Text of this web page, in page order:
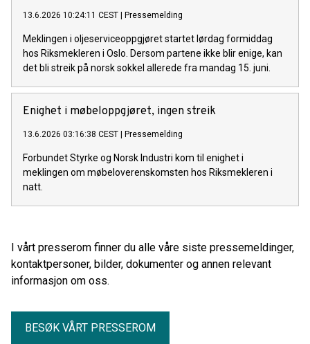
13.6.2026 10:24:11 CEST | Pressemelding
Meklingen i oljeserviceoppgjøret startet lørdag formiddag
hos Riksmekleren i Oslo. Dersom partene ikke blir enige, kan
det bli streik på norsk sokkel allerede fra mandag 15. juni.
Enighet i møbeloppgjøret, ingen streik
13.6.2026 03:16:38 CEST | Pressemelding
Forbundet Styrke og Norsk Industri kom til enighet i
meklingen om møbeloverenskomsten hos Riksmekleren i
natt.
I vårt presserom finner du alle våre siste pressemeldinger,
kontaktpersoner, bilder, dokumenter og annen relevant
informasjon om oss.
BESØK VÅRT PRESSEROM